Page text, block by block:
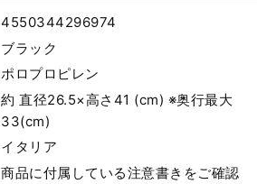
4550344296974
ブラック
ポロプロピレン
約 直径26.5×高さ41 (cm) ※奥行最大
33(cm)
イタリア
商品に付属している注意書きをご確認